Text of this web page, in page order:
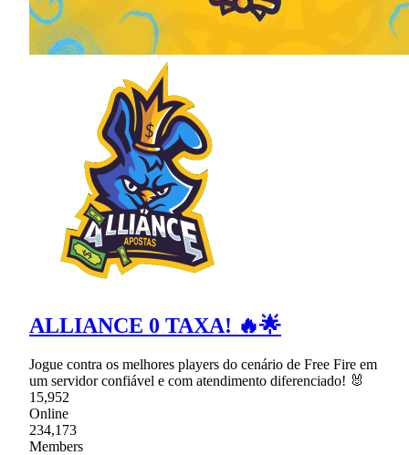
ALLIANCE 0 TAXA! 🔥🌟
Jogue contra os melhores players do cenário de Free Fire em
um servidor confiável e com atendimento diferenciado! 🐰
15,952
Online
234,173
Members